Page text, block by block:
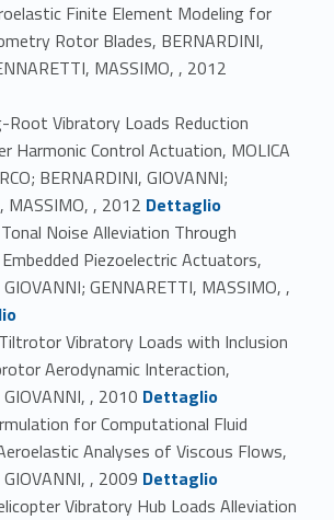
Finite Element Modeling for
Rotor Blades, BERNARDINI,
MASSIMO, , 2012
Vibratory Loads Reduction
Harmonic Control Actuation, MOLICA
BERNARDINI, GIOVANNI;
MASSIMO, , 2012 Link identifier #identifier_person_55711-60
Dettaglio
Noise Alleviation Through
Piezoelectric Actuators,
GENNARETTI, MASSIMO, ,
Vibratory Loads with Inclusion
Aerodynamic Interaction,
, 2010 Link identifier #identifier_person_154973-62
Dettaglio
for Computational Fluid
Analyses of Viscous Flows,
, 2009 Link identifier #identifier_person_173050-63
Dettaglio
Vibratory Hub Loads Alleviation